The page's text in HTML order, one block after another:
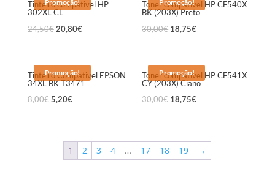
Promoção!
Tinteiro compativel HP
302XL CL
24,50€ 20,80€
Promoção!
Toner compatível HP CF540X
BK (203X) Preto
30,00€ 18,75€
Promoção!
Tinteiro Compativel EPSON
34XL BK T3471
8,00€ 5,20€
Promoção!
Toner compatível HP CF541X
CY (203X) Ciano
30,00€ 18,75€
1 2 3 4 … 17 18 19 →